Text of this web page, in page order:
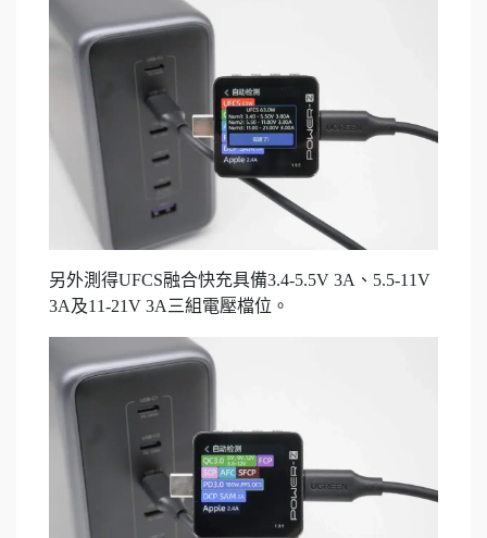
另外測得UFCS融合快充具備3.4-5.5V 3A、5.5-11V
3A及11-21V 3A三組電壓檔位。